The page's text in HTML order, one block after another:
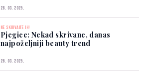
28. 03. 2025.
NE SKRIVAJTE IH!
Pjegice: Nekad skrivane, danas
najpoželjniji beauty trend
26. 03. 2025.